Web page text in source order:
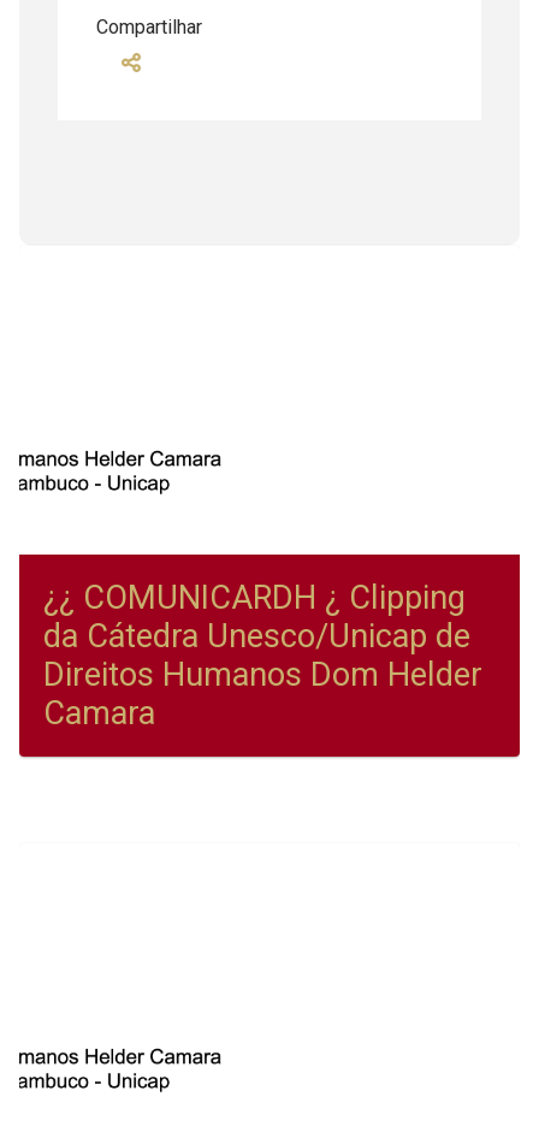
Compartilhar
¿¿ COMUNICARDH ¿ Clipping
da Cátedra Unesco/Unicap de
Direitos Humanos Dom Helder
Camara